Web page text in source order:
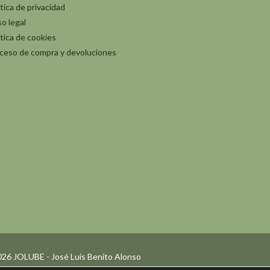
de privacidad
legal
de cookies
de compra y devoluciones
JOLUBE - José Luis Benito Alonso